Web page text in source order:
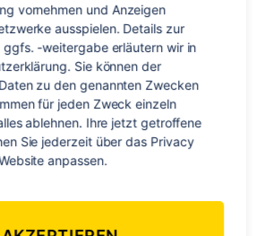
aufpolieren, eine
und einfach eine tolle Zeit haben?
nach Valencia genau das Richtige
moderne und bunte Stadt, deren
Wesen und ihre Vorliebe für
Die Stadt hat einiges zu bieten: 320
,Spanien,Valencia
vornehmen und Anzeigen
ausspielen. Details zur
-weitergabe erläutern wir in
Sie können der
zu den genannten Zwecken
für jeden Zweck einzeln
ablehnen. Ihre jetzt getroffene
Sie jederzeit über das Privacy
anpassen.